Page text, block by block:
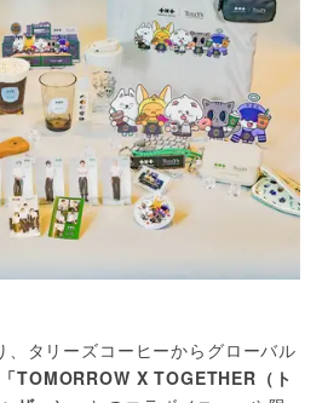
タリーズコーヒーからグローバル
「TOMORROW X TOGETHER（ト